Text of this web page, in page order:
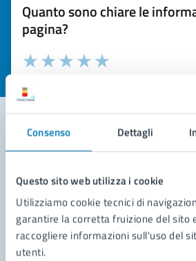
Consenso Dettagli
Questo sito web utilizza i cookie
Utilizziamo cookie tecnici di
garantire la corretta fruizione del sito
raccogliere informazioni sull'uso del
utenti.
Quanto sono chiare le
pagina?
Valuta la chiarezza delle informazioni (da 1
Seleziona il numero di stelle per
Contatta il comune
Leggi le domande frequenti
Richiedi assistenza
Prenota appuntamento